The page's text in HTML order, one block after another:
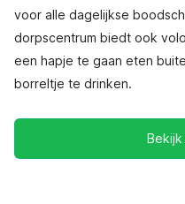
voor alle dagelijkse
dorpscentrum biedt ook
een hapje te gaan eten
borreltje te drinken.
Bekijk